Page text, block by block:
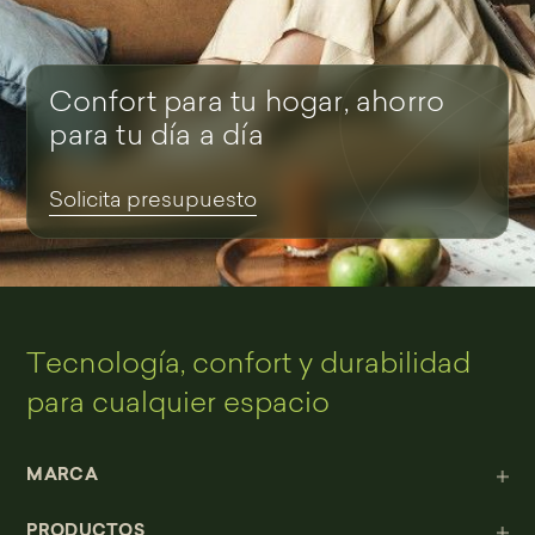
Confort para tu hogar, ahorro
para tu día a día
Solicita presupuesto
Tecnología, confort y durabilidad
para cualquier espacio
MARCA